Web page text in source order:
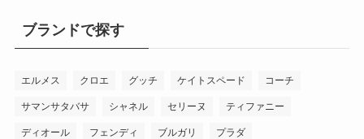
ブランドで探す
エルメス クロエ グッチ ケイトスペード コーチ
サマンサタバサ シャネル セリーヌ ティファニー
ディオール フェンディ ブルガリ プラダ